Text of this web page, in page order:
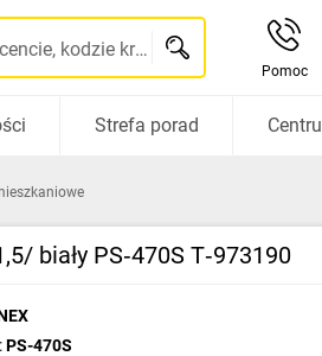
Szukaj po nazwie, indeksie, producencie, kodzie kreskowym...
Pomoc
Strefa porad
biały PS‑470S T‑973190
PS-470S